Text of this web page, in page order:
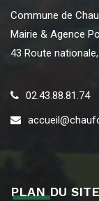
Commune de
Mairie & Agence
43 Route
02.43.88.81.74
PLAN DU SITE